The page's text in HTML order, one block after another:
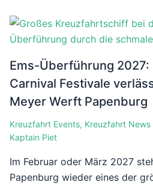
Ems-Überführung 2027:
Carnival Festivale
Meyer Werft Papenburg
Kreuzfahrt Events, Kreuzfahrt News
Kaptain Piet
Im Februar oder März 2027
Papenburg wieder eines der